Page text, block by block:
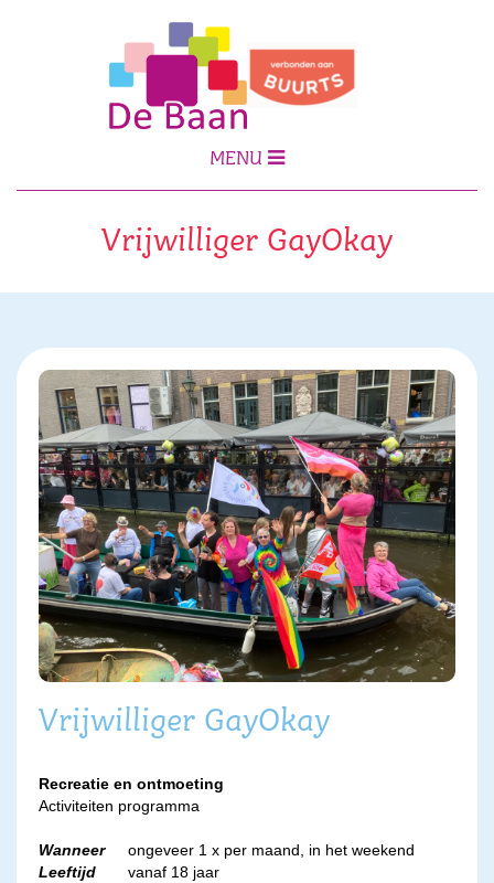
MENU
Vrijwilliger GayOkay
Vrijwilliger GayOkay
Recreatie en ontmoeting
Activiteiten programma
Wanneer
ongeveer 1 x per maand, in het weekend
Leeftijd
vanaf 18 jaar